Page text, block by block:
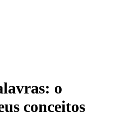
o
conceitos